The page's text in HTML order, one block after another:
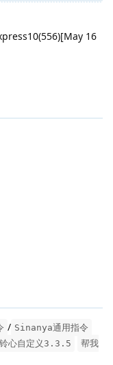
16
/ Sinanya通用指令
铃心自定义3.3.5
帮我